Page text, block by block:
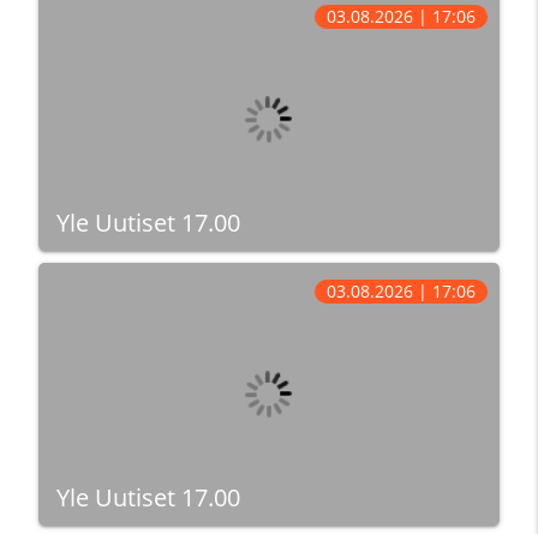
Yle Uutiset 17.00
03.08.2026 | 17:06
Yle Uutiset 17.00
03.08.2026 | 17:06